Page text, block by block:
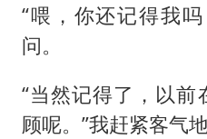
“喂，你还记得我
问。
“当然记得了，以前
顾呢。”我赶紧客气地